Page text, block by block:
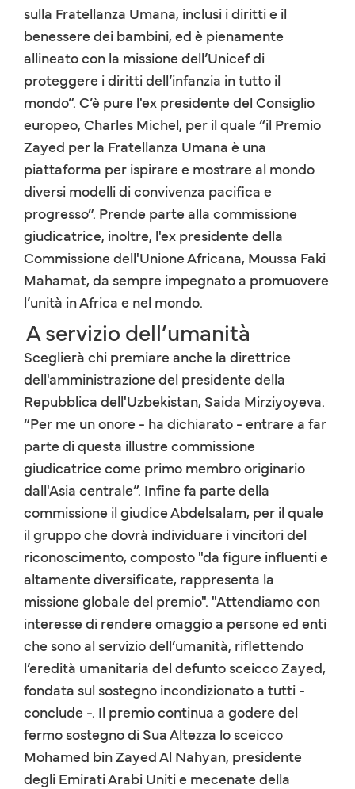
sulla Fratellanza Umana, inclusi i diritti e il
benessere dei bambini, ed è pienamente
allineato con la missione dell’Unicef di
proteggere i diritti dell’infanzia in tutto il
mondo”. C’è pure l'ex presidente del Consiglio
europeo, Charles Michel, per il quale “il Premio
Zayed per la Fratellanza Umana è una
piattaforma per ispirare e mostrare al mondo
diversi modelli di convivenza pacifica e
progresso”. Prende parte alla commissione
giudicatrice, inoltre, l'ex presidente della
Commissione dell'Unione Africana, Moussa Faki
Mahamat, da sempre impegnato a promuovere
l’unità in Africa e nel mondo.
A servizio dell’umanità
Sceglierà chi premiare anche la direttrice
dell'amministrazione del presidente della
Repubblica dell'Uzbekistan, Saida Mirziyoyeva.
“Per me un onore - ha dichiarato - entrare a far
parte di questa illustre commissione
giudicatrice come primo membro originario
dall'Asia centrale”. Infine fa parte della
commissione il giudice Abdelsalam, per il quale
il gruppo che dovrà individuare i vincitori del
riconoscimento, composto "da figure influenti e
altamente diversificate, rappresenta la
missione globale del premio". "Attendiamo con
interesse di rendere omaggio a persone ed enti
che sono al servizio dell’umanità, riflettendo
l’eredità umanitaria del defunto sceicco Zayed,
fondata sul sostegno incondizionato a tutti -
conclude -. Il premio continua a godere del
fermo sostegno di Sua Altezza lo sceicco
Mohamed bin Zayed Al Nahyan, presidente
degli Emirati Arabi Uniti e mecenate della